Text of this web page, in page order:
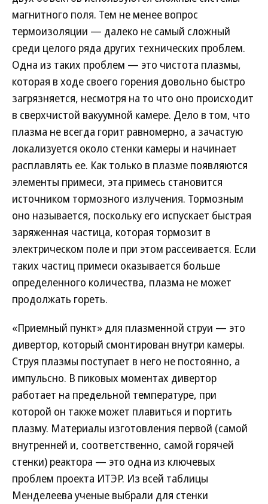
магнитного поля. Тем не менее вопрос
термоизоляции — далеко не самый сложный
среди целого ряда других технических проблем.
Одна из таких проблем — это чистота плазмы,
которая в ходе своего горения довольно быстро
загрязняется, несмотря на то что оно происходит
в сверхчистой вакуумной камере. Дело в том, что
плазма не всегда горит равномерно, а зачастую
локализуется около стенки камеры и начинает
расплавлять ее. Как только в плазме появляются
элементы примеси, эта примесь становится
источником тормозного излучения. Тормозным
оно называется, поскольку его испускает быстрая
заряженная частица, которая тормозит в
электрическом поле и при этом рассеивается. Если
таких частиц примеси оказывается больше
определенного количества, плазма не может
продолжать гореть.
«Приемный пункт» для плазменной струи — это
дивертор, который смонтирован внутри камеры.
Струя плазмы поступает в него не постоянно, а
импульсно. В пиковых моментах дивертор
работает на предельной температуре, при
которой он также может плавиться и портить
плазму. Материалы изготовления первой (самой
внутренней и, соответственно, самой горячей
стенки) реактора — это одна из ключевых
проблем проекта ИТЭР. Из всей таблицы
Менделеева ученые выбрали для стенки